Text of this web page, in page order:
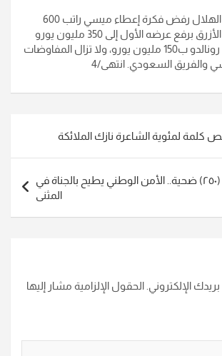
واختتم البرنامج أن الهلال رفض فكرة إعطاء ميسي راتب 600
مليون يورو، وقام الأزرق برفع عرضه الأول إلى 350 مليون يورو
سنويا أي أعلى من رونالدو ب150 مليون يورو، ولا تزال المفاوضات
والفريق السعودي. انتهى/4
كلمة لمئوية الشاعرة نازك الملائكة
بعد إبتزازهما لـ (٢٥٠) ضحية.. الأمن الوطني يطيح بالجناة في
المثنى
الإلكتروني. الحقول الإلزامية مشار إليها